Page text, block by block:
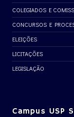
COLEGIADOS E
CONCURSOS E
ELEIÇÕES
LICITAÇÕES
LEGISLAÇÃO
Campus USP